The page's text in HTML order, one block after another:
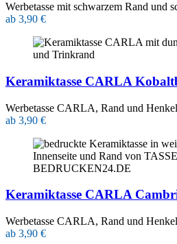
Werbetasse mit schwarzem Rand und
ab 3,90 €
Keramiktasse CARLA
Werbetasse CARLA, Rand und
ab 3,90 €
Keramiktasse CARLA
Werbetasse CARLA, Rand und
ab 3,90 €